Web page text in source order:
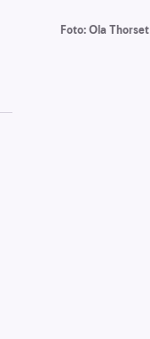
Foto: Ola Thorset